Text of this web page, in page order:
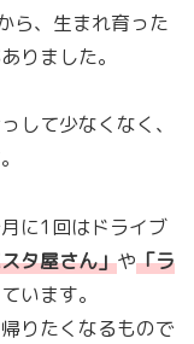
ら、生まれ育った
りました。
して少なくなく、
に1回はドライブ
タ屋さん」や「ラ
います。
りたくなるもので